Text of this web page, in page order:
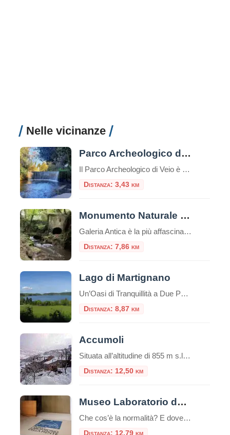
Nelle vicinanze
Parco Archeologico di Veio
Il Parco Archeologico di Veio è una perla poco conosciuta a due passi da Roma, un’area dove storia e natura si fondono armoniosamente, regalando un’esperienza suggestiva tra sentieri immersi nel verde, necropoli etrusche, antiche vie romane e cascate nascoste. Ecco tutto quello che c’è da sapere per visitarlo. Dove si trova Il Parco di Veio […]
Distanza: 3,43 km
Monumento Naturale di Galeria Antica
Galeria Antica è la più affascinante tra le città morte del Lazio. Le rovine di questo borgo medievale, le cui origini risalgono probabilmente al tempo degli etruschi, sono arroccate su un alto sperone di tufo lambito dal fiume Arrone, nei pressi della
Distanza: 7,86 km
Lago di Martignano
Un’Oasi di Tranquillità a Due Passi da Roma Nel cuore della campagna romana, a soli 30 chilometri dalla Capitale, si nasconde uno dei tesori naturali più preziosi del Lazio: il Lago di Martignano. Questo specchio d’acqua dalle acque cristalline rappresenta una delle destinazioni più affascinanti per chi cerca un rifugio dalla frenesia urbana, immerso in […]
Distanza: 8,87 km
Accumoli
Situata all’altitudine di 855 m s.l.m. nell’Appennino umbro-marchigiano, Accumoli appartiene alla Comunità montana del Velino. Fino al 1927 era parte della provincia dell’Aquila in Abruzzo. Il comune di Accumoli è, insieme alla confinante Arquata del Tronto, l’unico in Italia a confinare con tre regioni (Abruzzo, Marche e Umbria) diverse da quella di appartenenza (Lazio). Il […]
Distanza: 12,50 km
Museo Laboratorio della Mente di Roma
Che cos’è la normalità? E dove finisce la ragione per lasciare il posto alla follia? Sono queste le domande silenziose ma potenti che accolgono il visitatore quando varca la soglia del Museo Laboratorio della Mente di Roma. Ospitato all’interno del VI padiglione dell’ex Ospedale Psichiatrico di Santa Maria della Pietà – che con i suoi […]
Distanza: 12,79 km